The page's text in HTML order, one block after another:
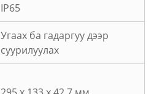
IP65
Угаах ба гадаргуу дээр
суурилуулах